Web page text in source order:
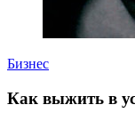
Бизнес
Как выжить в